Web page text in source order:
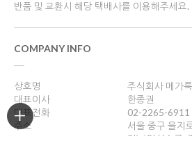
반품 및 교환시 해당 택배사를 이용해주세요.
COMPANY INFO
상호명
주식회사 메가
대표이사
한종권
대표전화
02-2265-
주소
서울 중구 을지
가) / 일산쇼룸: